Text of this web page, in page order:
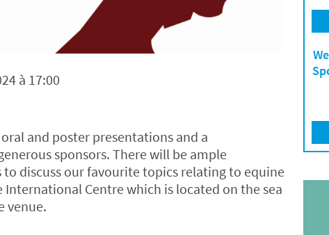
à 17:00
and poster presentations and a
sponsors. There will be ample
discuss our favourite topics relating to equine
Centre which is located on the sea
venue.